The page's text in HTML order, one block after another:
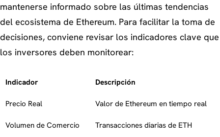
mantenerse informado sobre las últimas tendencias
del ecosistema de Ethereum. Para facilitar la toma de
decisiones, conviene revisar los indicadores clave que
los inversores deben monitorear:
Indicador Descripción
Precio Real Valor de Ethereum en tiempo real
Volumen de Comercio Transacciones diarias de ETH